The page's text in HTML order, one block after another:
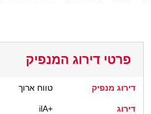
פרטי דירוג המנפיק
דירוג מנפיק טווח ארוך
דירוג
ilA+